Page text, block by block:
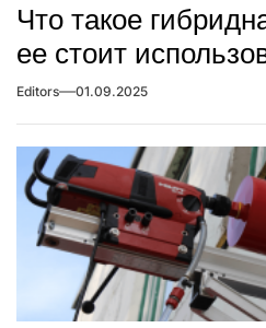
Что такое
ее стоит
Editors 01.09.2025